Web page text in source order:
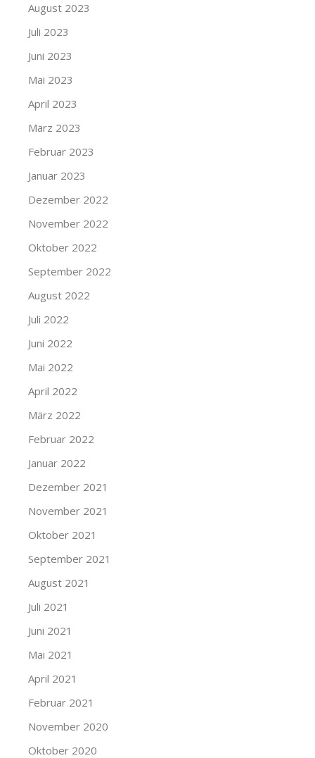
August 2023
Juli 2023
Juni 2023
Mai 2023
April 2023
März 2023
Februar 2023
Januar 2023
Dezember 2022
November 2022
Oktober 2022
September 2022
August 2022
Juli 2022
Juni 2022
Mai 2022
April 2022
März 2022
Februar 2022
Januar 2022
Dezember 2021
November 2021
Oktober 2021
September 2021
August 2021
Juli 2021
Juni 2021
Mai 2021
April 2021
Februar 2021
November 2020
Oktober 2020